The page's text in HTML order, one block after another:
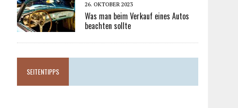
26. OKTOBER 2023
Was man beim Verkauf eines Autos
beachten sollte
SEITENTIPPS